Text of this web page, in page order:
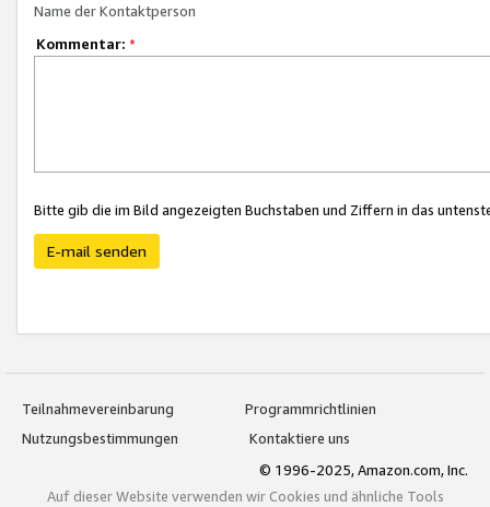
Name der Kontaktperson
Kommentar: *
Bitte gib die im Bild angezeigten Buchstaben und Ziffern in das
E-mail senden
Teilnahmevereinbarung
Programmrichtlinien
Nutzungsbestimmungen
Kontaktiere uns
© 1996-2025, Amazon.com, Inc.
Auf dieser Website verwenden wir Cookies und ähnliche Tools